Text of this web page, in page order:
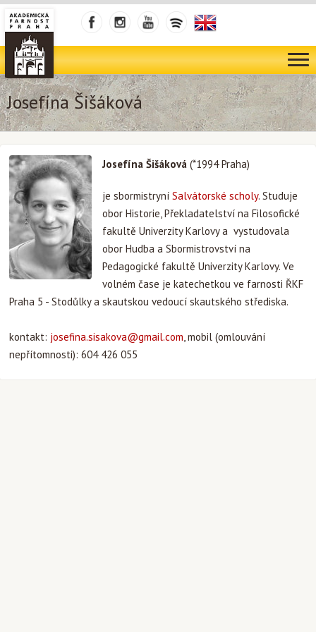
Josefína Šišáková
Josefína Šišáková (*1994 Praha)
je sbormistryní Salvátorské scholy. Studuje
obor Historie, Překladatelství na Filosofické
fakultě Univerzity Karlovy a vystudovala
obor Hudba a Sbormistrovství na
Pedagogické fakultě Univerzity Karlovy. Ve
volném čase je katechetkou ve farnosti ŘKF
Praha 5 - Stodůlky a skautskou vedoucí skautského střediska.
kontakt: josefina.sisakova@gmail.com, mobil (omlouvání
nepřítomnosti): 604 426 055